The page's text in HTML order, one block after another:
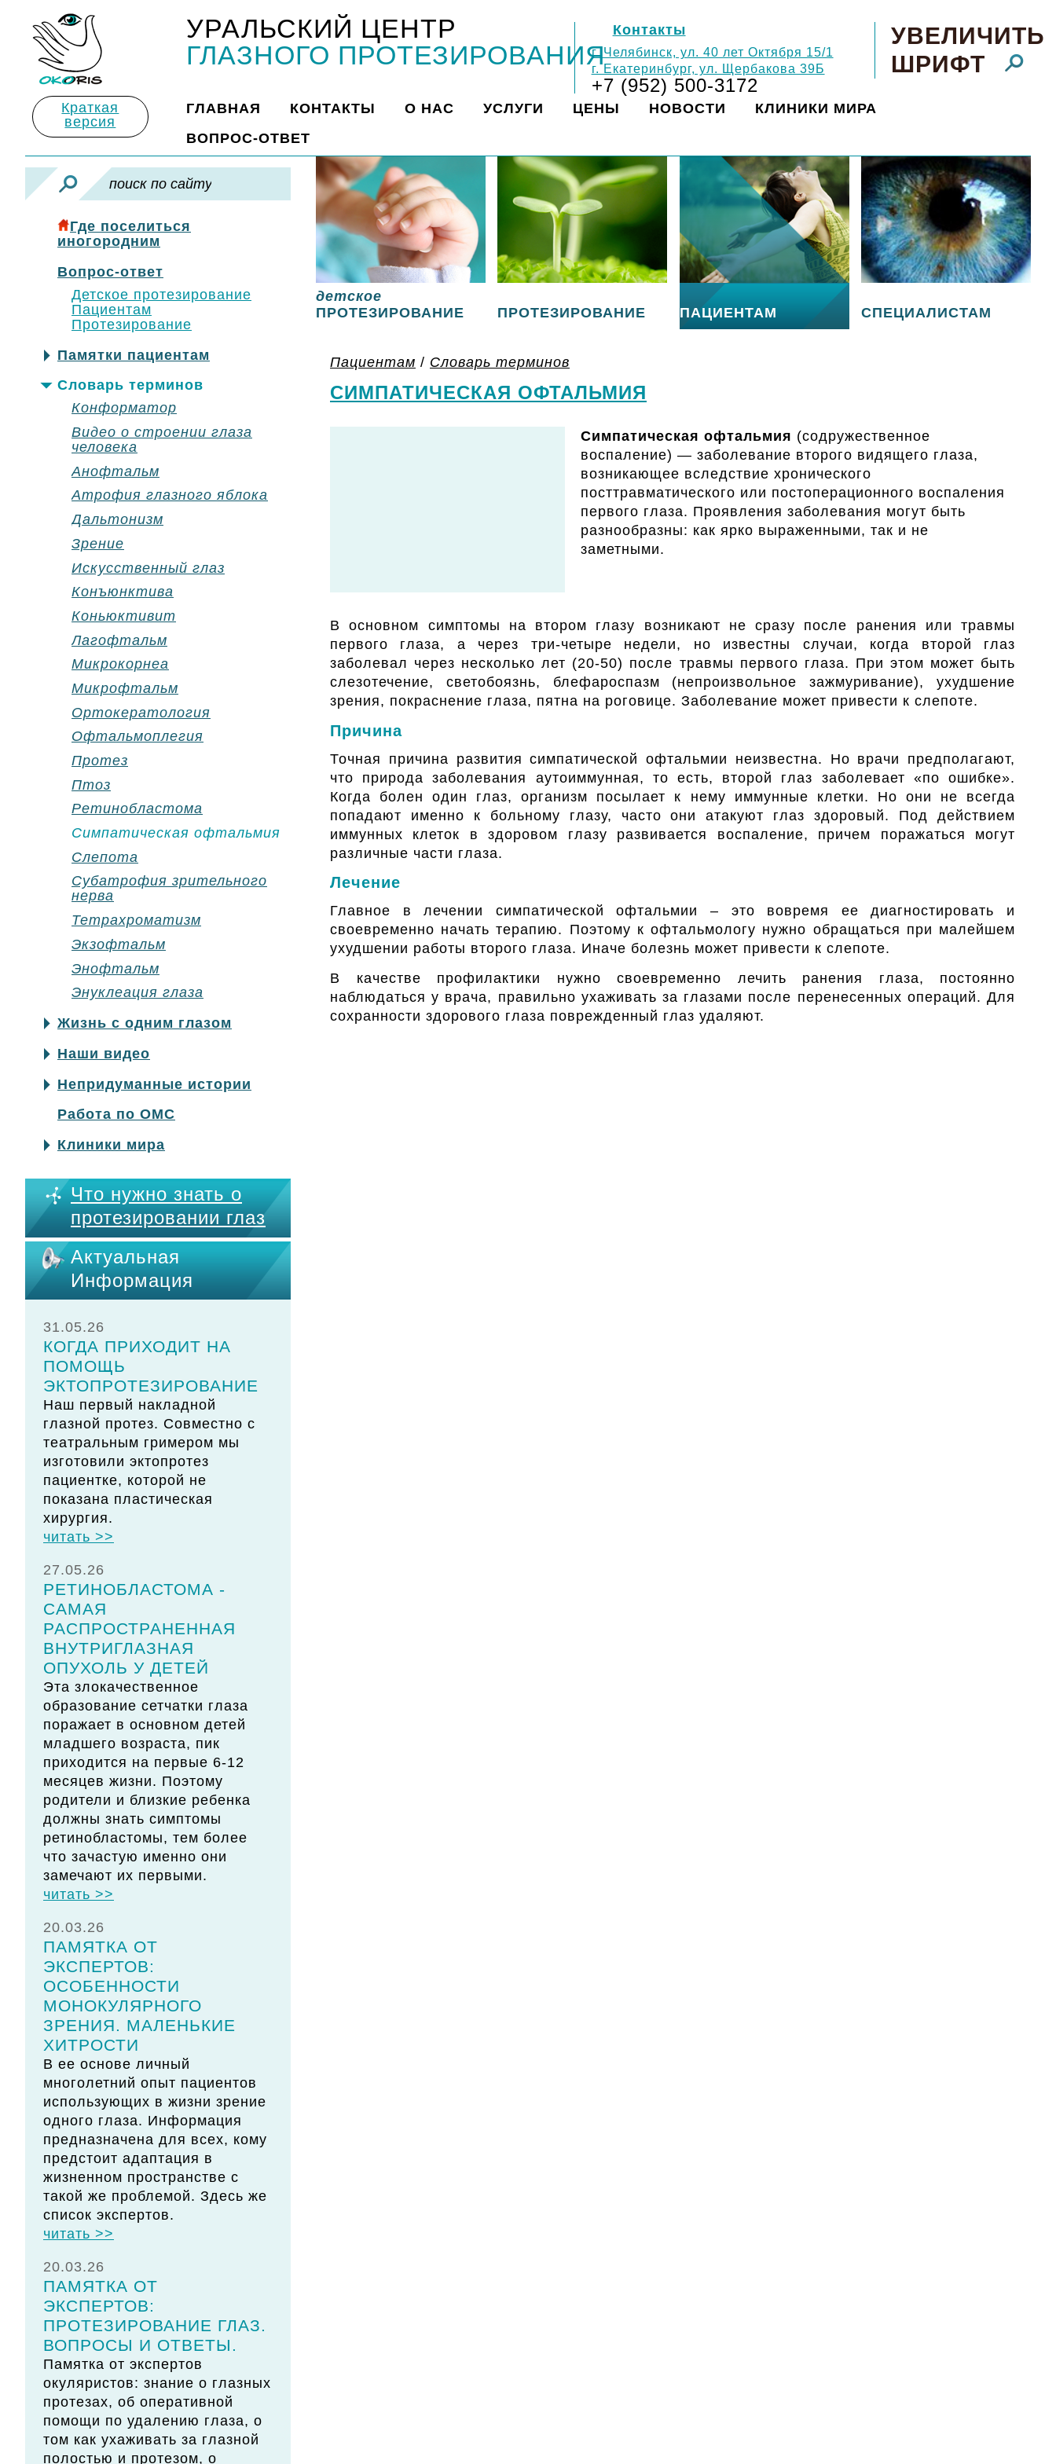
УРАЛЬСКИЙ ЦЕНТР
ГЛАЗНОГО ПРОТЕЗИРОВАНИЯ
Контакты
г. Челябинск, ул. 40 лет Октября 15/1
г. Екатеринбург, ул. Щербакова 39Б
+7 (952) 500-3172
УВЕЛИЧИТЬ
ШРИФТ
Краткая
версия
ГЛАВНАЯ КОНТАКТЫ О НАС УСЛУГИ ЦЕНЫ НОВОСТИ
КЛИНИКИ МИРА
ВОПРОС-ОТВЕТ
детское
ПРОТЕЗИРОВАНИЕ
ПРОТЕЗИРОВАНИЕ ПАЦИЕНТАМ СПЕЦИАЛИСТАМ
Где поселиться
иногородним
Вопрос-ответ
Детское протезирование
Пациентам
Протезирование
Памятки пациентам
Словарь терминов
Конформатор
Видео о строении глаза
человека
Анофтальм
Атрофия глазного яблока
Дальтонизм
Зрение
Искусственный глаз
Конъюнктива
Коньюктивит
Лагофтальм
Микрокорнеа
Микрофтальм
Ортокератология
Офтальмоплегия
Протез
Птоз
Ретинобластома
Симпатическая офтальмия
Слепота
Субатрофия зрительного
нерва
Тетрахроматизм
Экзофтальм
Энофтальм
Энуклеация глаза
Жизнь с одним глазом
Наши видео
Непридуманные истории
Работа по ОМС
Клиники мира
Что нужно знать о
протезировании глаз
Актуальная
Информация
31.05.26
КОГДА ПРИХОДИТ НА
ПОМОЩЬ
ЭКТОПРОТЕЗИРОВАНИЕ
Наш первый накладной
глазной протез. Совместно с
театральным гримером мы
изготовили эктопротез
пациентке, которой не
показана пластическая
хирургия.
читать >>
27.05.26
РЕТИНОБЛАСТОМА -
САМАЯ
РАСПРОСТРАНЕННАЯ
ВНУТРИГЛАЗНАЯ
ОПУХОЛЬ У ДЕТЕЙ
Эта злокачественное
образование сетчатки глаза
поражает в основном детей
младшего возраста, пик
приходится на первые 6-12
месяцев жизни. Поэтому
родители и близкие ребенка
должны знать симптомы
ретинобластомы, тем более
что зачастую именно они
замечают их первыми.
читать >>
20.03.26
ПАМЯТКА ОТ
ЭКСПЕРТОВ:
ОСОБЕННОСТИ
МОНОКУЛЯРНОГО
ЗРЕНИЯ. МАЛЕНЬКИЕ
ХИТРОСТИ
В ее основе личный
многолетний опыт пациентов
использующих в жизни зрение
одного глаза. Информация
предназначена для всех, кому
предстоит адаптация в
жизненном пространстве с
такой же проблемой. Здесь же
список экспертов.
читать >>
20.03.26
ПАМЯТКА ОТ
ЭКСПЕРТОВ:
ПРОТЕЗИРОВАНИЕ ГЛАЗ.
ВОПРОСЫ И ОТВЕТЫ.
Памятка от экспертов
окуляристов: знание о глазных
протезах, об оперативной
помощи по удалению глаза, о
том как ухаживать за глазной
полостью и протезом, о
Пациентам / Словарь терминов
СИМПАТИЧЕСКАЯ ОФТАЛЬМИЯ
Симпатическая офтальмия (содружественное
воспаление) — заболевание второго видящего глаза,
возникающее вследствие хронического
посттравматического или постоперационного воспаления
первого глаза. Проявления заболевания могут быть
разнообразны: как ярко выраженными, так и не
заметными.
В основном симптомы на втором глазу возникают не сразу после ранения или травмы
первого глаза, а через три-четыре недели, но известны случаи, когда второй глаз
заболевал через несколько лет (20-50) после травмы первого глаза. При этом может быть
слезотечение, светобоязнь, блефароспазм (непроизвольное зажмуривание), ухудшение
зрения, покраснение глаза, пятна на роговице. Заболевание может привести к слепоте.
Причина
Точная причина развития симпатической офтальмии неизвестна. Но врачи предполагают,
что природа заболевания аутоиммунная, то есть, второй глаз заболевает «по ошибке».
Когда болен один глаз, организм посылает к нему иммунные клетки. Но они не всегда
попадают именно к больному глазу, часто они атакуют глаз здоровый. Под действием
иммунных клеток в здоровом глазу развивается воспаление, причем поражаться могут
различные части глаза.
Лечение
Главное в лечении симпатической офтальмии – это вовремя ее диагностировать и
своевременно начать терапию. Поэтому к офтальмологу нужно обращаться при малейшем
ухудшении работы второго глаза. Иначе болезнь может привести к слепоте.
В качестве профилактики нужно своевременно лечить ранения глаза, постоянно
наблюдаться у врача, правильно ухаживать за глазами после перенесенных операций. Для
сохранности здорового глаза поврежденный глаз удаляют.